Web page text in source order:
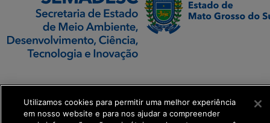
Executiva de
Transformação Digital
Utilizamos cookies para permitir uma melhor experiência
em nosso website e para nos ajudar a compreender